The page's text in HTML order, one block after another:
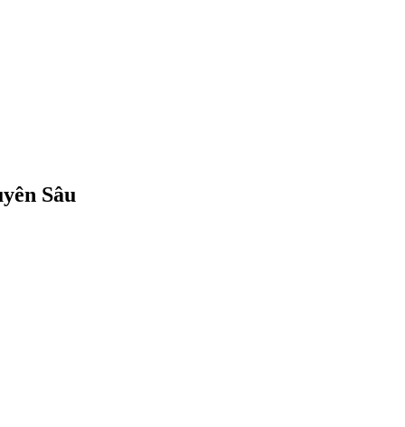
Sâu